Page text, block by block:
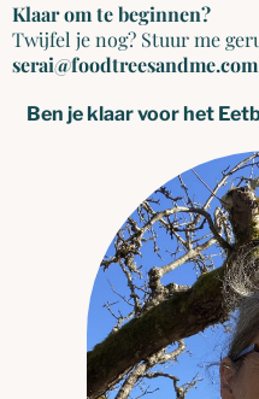
Klaar om te beginnen?
Twijfel je nog? Stuur me
serai@foodtreesandme.com
Ben je klaar voor het